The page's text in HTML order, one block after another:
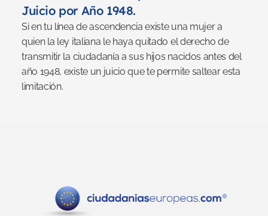
Juicio por Año 1948.
Si en tu línea de ascendencia existe una mujer a
quien la ley italiana le haya quitado el derecho de
transmitir la ciudadanía a sus hijos nacidos antes del
año 1948, existe un juicio que te permite saltear esta
limitación.